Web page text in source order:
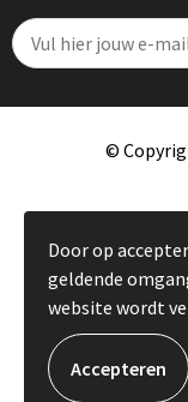
©
Door op
geldende
website wordt